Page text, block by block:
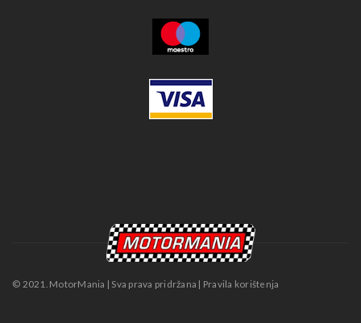
© 2021. MotorMania | Sva prava pridržana | Pravila korištenja